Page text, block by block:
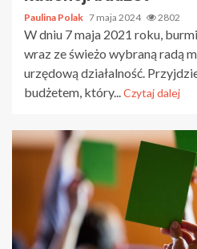
Paulina Polak 7 maja 2024 2802
W dniu 7 maja 2021 roku,
wraz ze świeżo wybraną radą
urzędową działalność.
budżetem, który...Czytaj dalej